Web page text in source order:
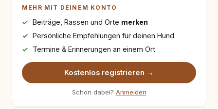
MEHR MIT DEINEM KONTO
Beiträge, Rassen und Orte merken
Persönliche Empfehlungen für deinen Hund
Termine & Erinnerungen an einem Ort
Kostenlos registrieren →
Schon dabei? Anmelden